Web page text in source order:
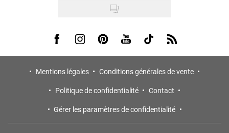
Visit us on Facebook
Visit us on Instagram
Visit us on Pinterest
Visit us on Youtube
Visit us on Tiktok
Visit us on Rss
Mentions légales
Conditions générales de vente
Politique de confidentialité
Contact
Gérer les paramètres de confidentialité